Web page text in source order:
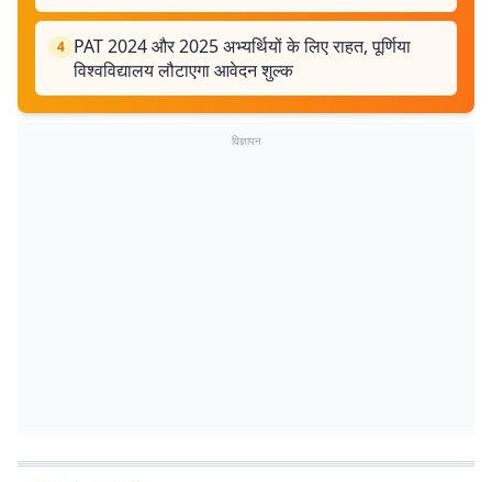
4 PAT 2024 और 2025 अभ्यर्थियों के लिए राहत, पूर्णिया
विश्वविद्यालय लौटाएगा आवेदन शुल्क
विज्ञापन